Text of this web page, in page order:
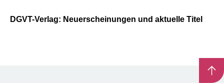
DGVT-Verlag: Neuerscheinungen und aktuelle Titel